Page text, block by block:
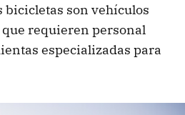
bicicletas son vehículos
requieren personal
especializadas para